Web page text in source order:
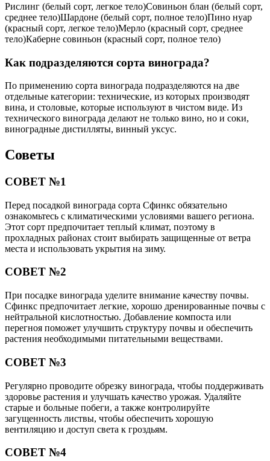
Рислинг (белый сорт, легкое тело)Совиньон блан (белый сорт,
среднее тело)Шардоне (белый сорт, полное тело)Пино нуар
(красный сорт, легкое тело)Мерло (красный сорт, среднее
тело)Каберне совиньон (красный сорт, полное тело)
Как подразделяются сорта винограда?
По применению сорта винограда подразделяются на две
отдельные категории: технические, из которых производят
вина, и столовые, которые используют в чистом виде. Из
технического винограда делают не только вино, но и соки,
виноградные дистилляты, винный уксус.
Советы
СОВЕТ №1
Перед посадкой винограда сорта Сфинкс обязательно
ознакомьтесь с климатическими условиями вашего региона.
Этот сорт предпочитает теплый климат, поэтому в
прохладных районах стоит выбирать защищенные от ветра
места и использовать укрытия на зиму.
СОВЕТ №2
При посадке винограда уделите внимание качеству почвы.
Сфинкс предпочитает легкие, хорошо дренированные почвы с
нейтральной кислотностью. Добавление компоста или
перегноя поможет улучшить структуру почвы и обеспечить
растения необходимыми питательными веществами.
СОВЕТ №3
Регулярно проводите обрезку винограда, чтобы поддерживать
здоровье растения и улучшать качество урожая. Удаляйте
старые и больные побеги, а также контролируйте
загущенность листвы, чтобы обеспечить хорошую
вентиляцию и доступ света к гроздьям.
СОВЕТ №4